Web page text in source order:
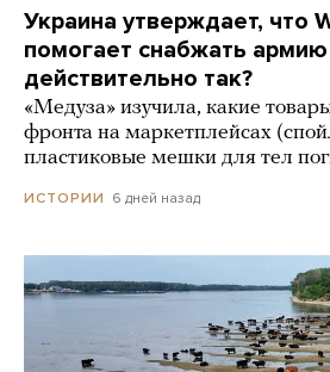
Украина утверждает, что
помогает снабжать
действительно так?
«Медуза» изучила, какие
фронта на маркетплейсах
пластиковые мешки для тел
ИСТОРИИ 6 дней назад